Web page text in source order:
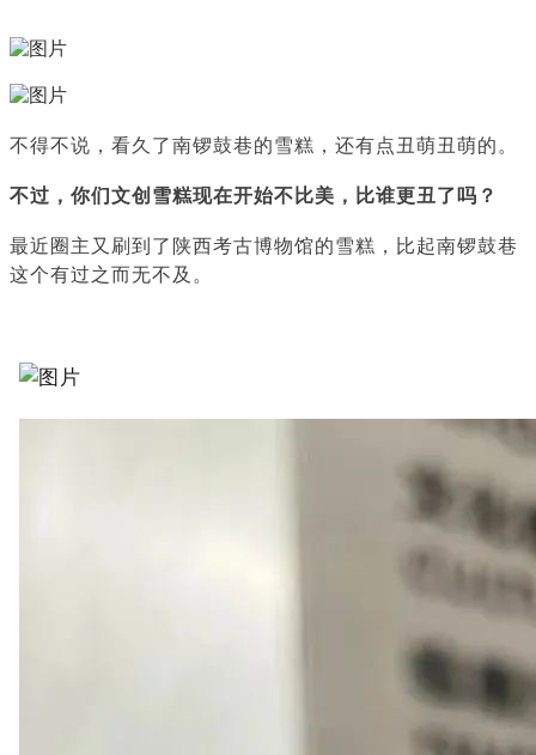
不得不说，看久了南锣鼓巷的雪糕，还有点丑萌丑萌的。
不过，你们文创雪糕现在开始不比美，比谁更丑了吗？
最近圈主又刷到了陕西考古博物馆的雪糕，比起南锣鼓巷
这个有过之而无不及。